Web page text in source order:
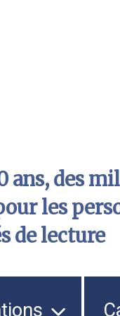
ans, des
les
de lecture